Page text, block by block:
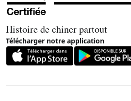
Histoire de chiner partout
Télécharger notre application